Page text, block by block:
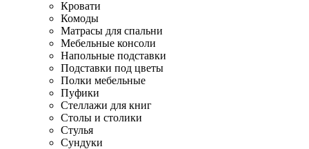
Кровати
Комоды
Матрасы для спальни
Мебельные консоли
Напольные подставки
Подставки под цветы
Полки мебельные
Пуфики
Стеллажи для книг
Столы и столики
Стулья
Сундуки